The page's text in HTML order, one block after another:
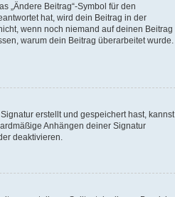
„Ändere Beitrag“-Symbol für den
hat, wird dein Beitrag in der
wenn noch niemand auf deinen Beitrag
warum dein Beitrag überarbeitet wurde.
erstellt und gespeichert hast, kannst
Anhängen deiner Signatur
deaktivieren.